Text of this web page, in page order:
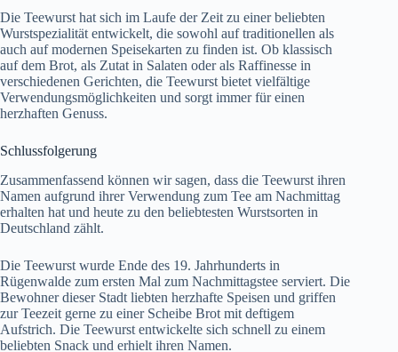
Die Teewurst hat sich im Laufe der Zeit zu einer beliebten
Wurstspezialität entwickelt, die sowohl auf traditionellen als
auch auf modernen Speisekarten zu finden ist. Ob klassisch
auf dem Brot, als Zutat in Salaten oder als Raffinesse in
verschiedenen Gerichten, die Teewurst bietet vielfältige
Verwendungsmöglichkeiten und sorgt immer für einen
herzhaften Genuss.
Schlussfolgerung
Zusammenfassend können wir sagen, dass die Teewurst ihren
Namen aufgrund ihrer Verwendung zum Tee am Nachmittag
erhalten hat und heute zu den beliebtesten Wurstsorten in
Deutschland zählt.
Die Teewurst wurde Ende des 19. Jahrhunderts in
Rügenwalde zum ersten Mal zum Nachmittagstee serviert. Die
Bewohner dieser Stadt liebten herzhafte Speisen und griffen
zur Teezeit gerne zu einer Scheibe Brot mit deftigem
Aufstrich. Die Teewurst entwickelte sich schnell zu einem
beliebten Snack und erhielt ihren Namen.